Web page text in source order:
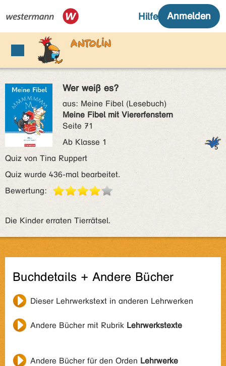
Wer weiß es?
aus: Meine Fibel (Lesebuch)
Meine Fibel mit Viererfenstern
Seite 71
Ab Klasse 1
Quiz von Tina Ruppert
Quiz wurde 436-mal bearbeitet.
Bewertung:
Die Kinder erraten Tierrätsel.
Buchdetails + Andere Bücher
Dieser Lehrwerkstext in anderen Lehrwerken
Andere Bücher mit Rubrik Lehrwerkstexte
Andere Bücher für den Orden Lehrwerke